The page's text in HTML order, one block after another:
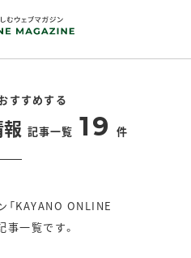
すすめする
記事一覧 19 件
KAYANO ONLINE
一覧です。